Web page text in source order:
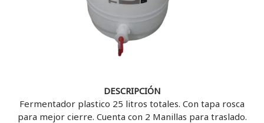
DESCRIPCIÓN
Fermentador plastico 25 litros totales. Con tapa rosca
para mejor cierre. Cuenta con 2 Manillas para traslado.